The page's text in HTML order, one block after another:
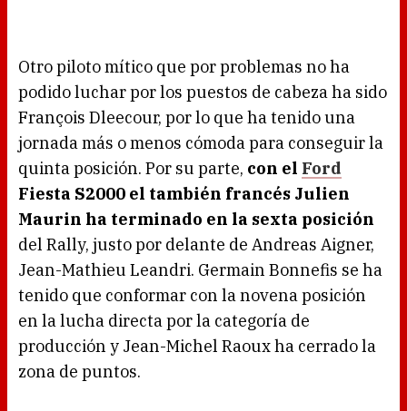
Otro piloto mítico que por problemas no ha
podido luchar por los puestos de cabeza ha sido
François Dleecour, por lo que ha tenido una
jornada más o menos cómoda para conseguir la
quinta posición. Por su parte, con el Ford
Fiesta S2000 el también francés Julien
Maurin ha terminado en la sexta posición
del Rally, justo por delante de Andreas Aigner,
Jean-Mathieu Leandri. Germain Bonnefis se ha
tenido que conformar con la novena posición
en la lucha directa por la categoría de
producción y Jean-Michel Raoux ha cerrado la
zona de puntos.